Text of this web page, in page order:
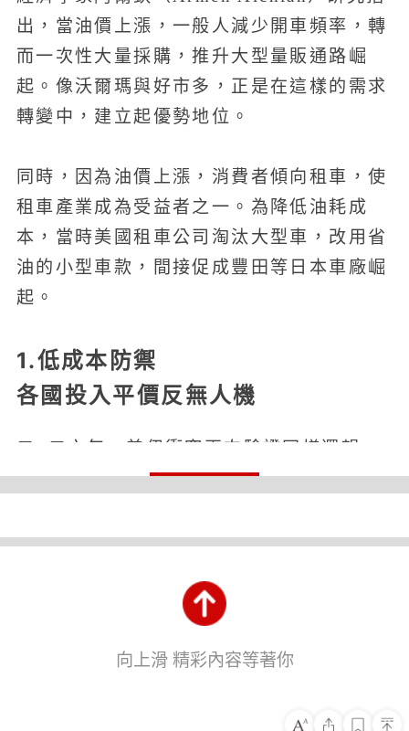
出，當油價上漲，一般人減少開車頻率，轉
而一次性大量採購，推升大型量販通路崛
起。像沃爾瑪與好市多，正是在這樣的需求
轉變中，建立起優勢地位。
同時，因為油價上漲，消費者傾向租車，使
租車產業成為受益者之一。為降低油耗成
本，當時美國租車公司淘汰大型車，改用省
油的小型車款，間接促成豐田等日本車廠崛
起。
1.低成本防禦
各國投入平價反無人機
二○二六年，美伊衝突再次驗證同樣邏輯。
市場需求從過去「效率至上」轉變為「安全
機。
過去無人機主要部署在軍事領域，但這次伊
向上滑 精彩內容等著你